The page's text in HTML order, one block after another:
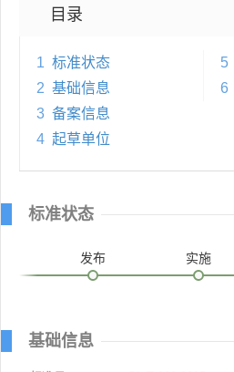
目录
1 标准状态
2 基础信息
3 备案信息
4 起草单位
5
6
标准状态
发布 实施
基础信息